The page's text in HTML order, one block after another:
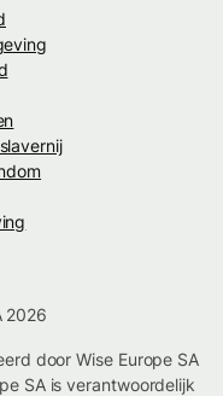
2026
door Wise Europe SA
SA is verantwoordelijk